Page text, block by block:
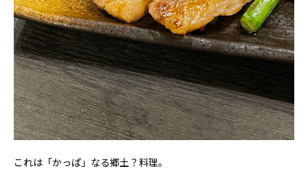
これは「かっぱ」なる郷土？料理。